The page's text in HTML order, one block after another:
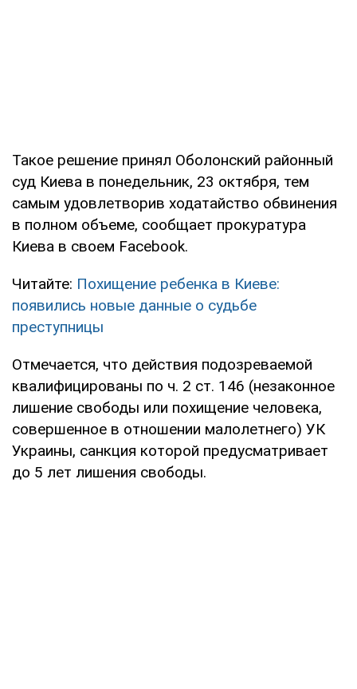
Такое решение принял Оболонский районный
суд Киева в понедельник, 23 октября, тем
самым удовлетворив ходатайство обвинения
в полном объеме, сообщает прокуратура
Киева в своем Facebook.
Читайте: Похищение ребенка в Киеве:
появились новые данные о судьбе
преступницы
Отмечается, что действия подозреваемой
квалифицированы по ч. 2 ст. 146 (незаконное
лишение свободы или похищение человека,
совершенное в отношении малолетнего) УК
Украины, санкция которой предусматривает
до 5 лет лишения свободы.